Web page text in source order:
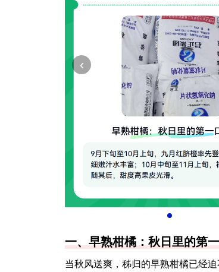
‹
一、早熟柑橘：秋日里的第
当秋风送爽，秭归的早熟柑橘已经迫